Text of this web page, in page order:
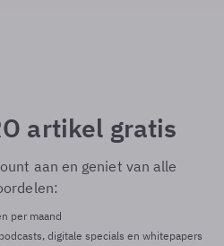
artikel gratis
aan en geniet van alle
per maand
digitale specials en whitepapers